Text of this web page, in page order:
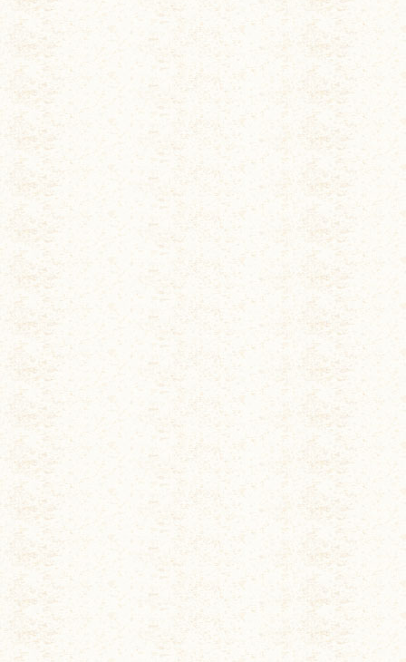
◆ 「しあわせ川柳BOX」
◆ 「きょうのダジャレ」（不定期）